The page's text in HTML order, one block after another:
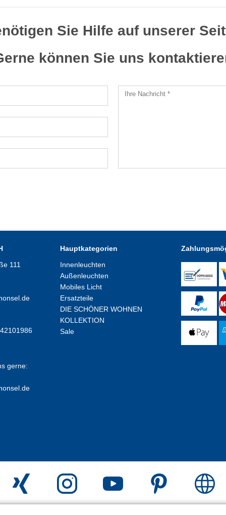
Sie Hilfe auf unserer
können Sie uns
111
gerne:
Hauptkategorien
Innenleuchten
Außenleuchten
Mobiles Licht
Ersatzteile
DIE SCHÖNER WOHNEN
KOLLEKTION
Sale